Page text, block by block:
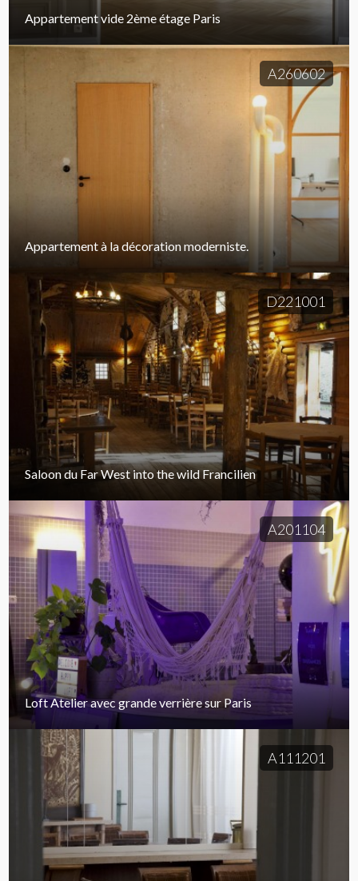
Appartement vide 2ème étage Paris
A260602
Appartement à la décoration moderniste.
D221001
Saloon du Far West into the wild Francilien
A201104
Loft Atelier avec grande verrière sur Paris
A111201